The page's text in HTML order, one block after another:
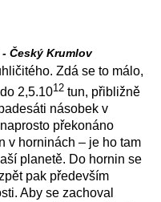
Český Krumlov
Zdá se to málo,
2,5.1012 tun, přibližně
násobek v
překonáno
v horninách – je ho tam
planetě. Do hornin se
pak především
Aby se zachoval